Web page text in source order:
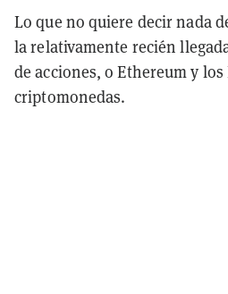
Lo que no quiere decir nada
la relativamente recién
de acciones, o Ethereum y los
criptomonedas.